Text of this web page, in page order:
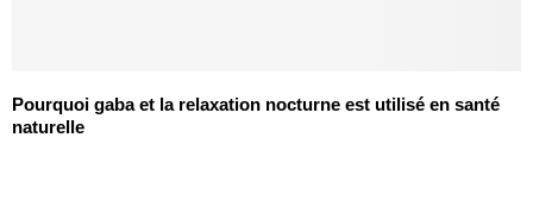
Pourquoi gaba et la relaxation nocturne est utilisé en santé
naturelle